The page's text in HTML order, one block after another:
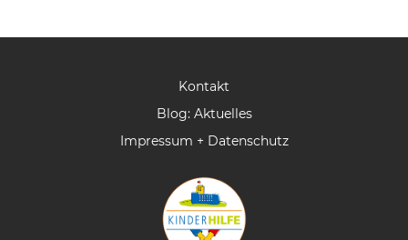
Kontakt
Blog: Aktuelles
Impressum + Datenschutz